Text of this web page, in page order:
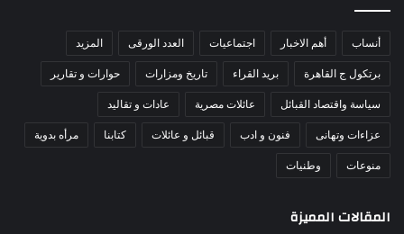
أنساب أهم الاخبار اجتماعيات العدد الورقى المزيد
برتكول ج القاهرة بريد القراء تاريخ ومزارات حوارات و تقارير
سياسة واقتصاد القبائل عائلات مصرية عادات و تقاليد
عزاءات وتهانى فنون و ادب قبائل و عائلات كتابنا مرأه بدوية
منوعات وطنيات
المقالات المميزة